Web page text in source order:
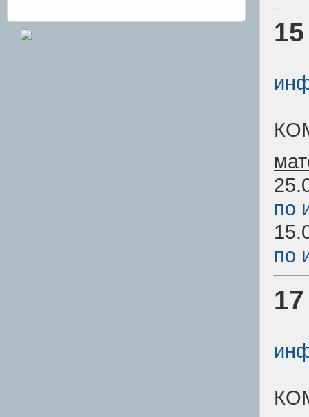
по
по